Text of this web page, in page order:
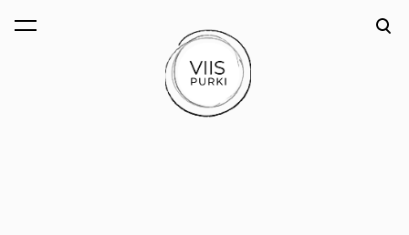
lisati ostukorvi. Vaata ostukorvi